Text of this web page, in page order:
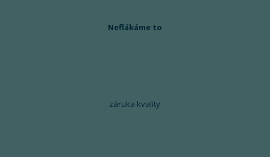
Neflákáme to
záruka kvality